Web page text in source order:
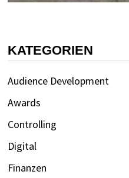
KATEGORIEN
Audience Development
Awards
Controlling
Digital
Finanzen